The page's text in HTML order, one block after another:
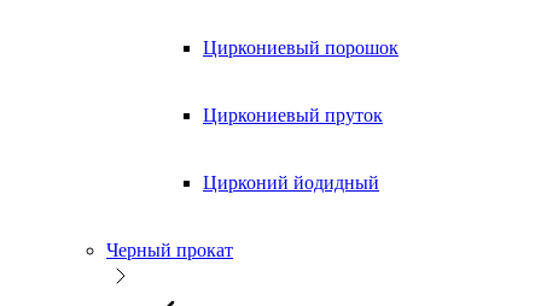
Циркониевый порошок
Циркониевый пруток
Цирконий йодидный
Черный прокат